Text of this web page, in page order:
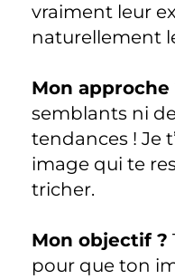
vraiment leur
naturellement
Mon approche
semblants ni
tendances ! Je
image qui te
tricher.
Mon objectif ?
pour que ton